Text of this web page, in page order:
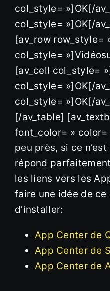
col_style= »]OK[/
col_style= »]OK[/
[av_row row_style=
col_style=
[av_cell col_style=
col_style= »]OK[/
col_style= »]OK[/
[/av_table]
font_color= » color=
peu près, si ce
répond
les liens vers les
faire une idée de ce
d’installer:
App Center de
App Center de
App Center de